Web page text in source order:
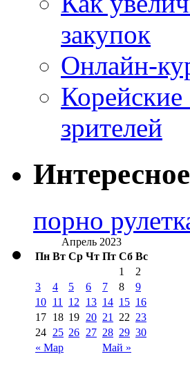
закупок
Онлайн-
зрителей
Интересное
порно
Апрель 2023
Пн Вт Ср Чт Пт Сб Вс
« Мар Май »
1
2
3
4 5 6 7 8
9
10 11 12 13 14 15 16
17 18 19 20 21 22 23
24 25 26 27 28 29 30